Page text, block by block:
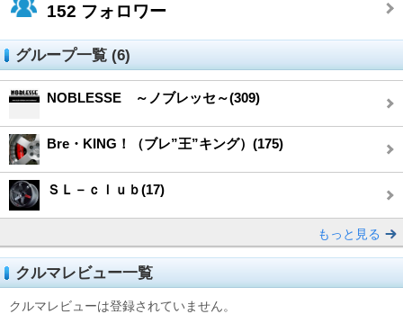
152 フォロワー
グループ一覧 (6)
NOBLESSE ～ノブレッセ～(309)
Bre・KING！（ブレ”王”キング）(175)
ＳＬ－ｃｌｕｂ(17)
もっと見る
クルマレビュー一覧
クルマレビューは登録されていません。